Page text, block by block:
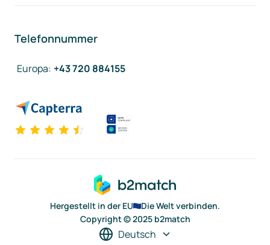
Telefonnummer
Europa: +43 720 884155
Hergestellt in der EU
Die Welt verbinden.
Copyright © 2025 b2match
Deutsch